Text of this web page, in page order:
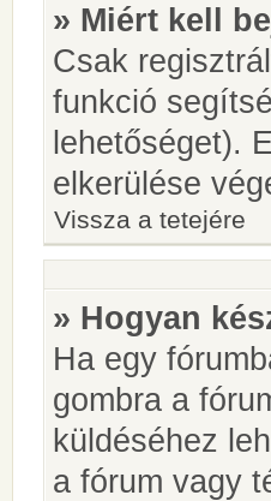
» Miért kell
Csak
funkció
lehetőséget).
elkerülése
Vissza a tetejére
» Hogyan
Ha egy
gombra a
küldéséhez
a fórum vagy